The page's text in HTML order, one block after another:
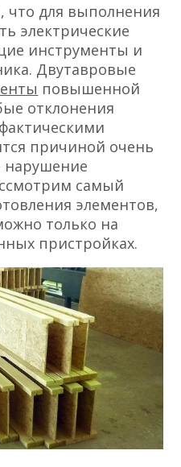
что для выполнения
электрические
инструменты и
Двутавровые
повышенной
отклонения
причиной очень
нарушение
самый
элементов,
только на
пристройках.